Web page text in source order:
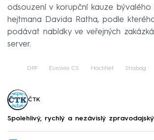
odsouzení v korupční kauze bývalého
hejtmana Davida Ratha, podle
podávat nabídky ve veřejných
server.
DPP Eurovia CS Hochtief Strabag
ČTK
Spolehlivý, rychlý a nezávislý